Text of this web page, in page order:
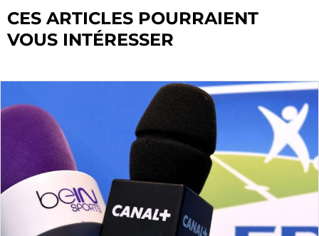
CES ARTICLES POURRAIENT
VOUS INTÉRESSER